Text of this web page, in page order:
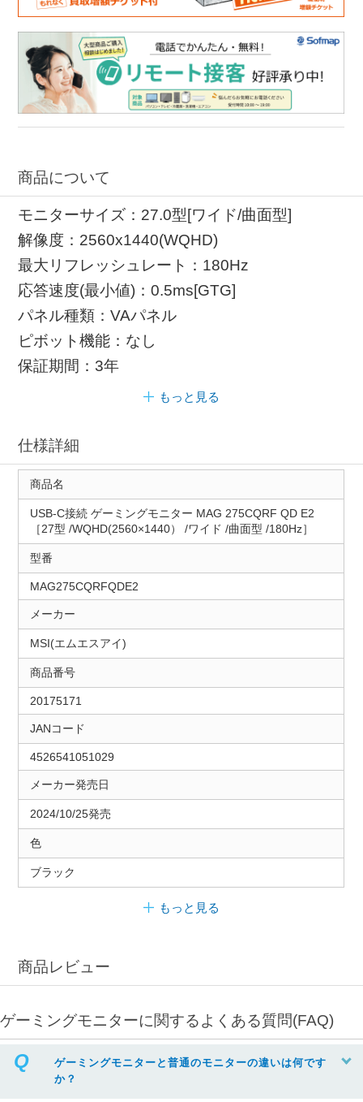
商品について
モニターサイズ：27.0型[ワイド/曲面型]
解像度：2560x1440(WQHD)
最大リフレッシュレート：180Hz
応答速度(最小値)：0.5ms[GTG]
パネル種類：VAパネル
ピボット機能：なし
保証期間：3年
もっと見る
仕様詳細
商品名
USB-C接続 ゲーミングモニター MAG 275CQRF QD E2
［27型 /WQHD(2560×1440） /ワイド /曲面型 /180Hz］
型番
MAG275CQRFQDE2
メーカー
MSI(エムエスアイ)
商品番号
20175171
JANコード
4526541051029
メーカー発売日
2024/10/25発売
色
ブラック
もっと見る
商品レビュー
ゲーミングモニターに関するよくある質問(FAQ)
ゲーミングモニターと普通のモニターの違いは何です
か？